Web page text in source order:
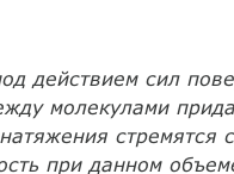
действием сил
молекулами
стремятся
при данном